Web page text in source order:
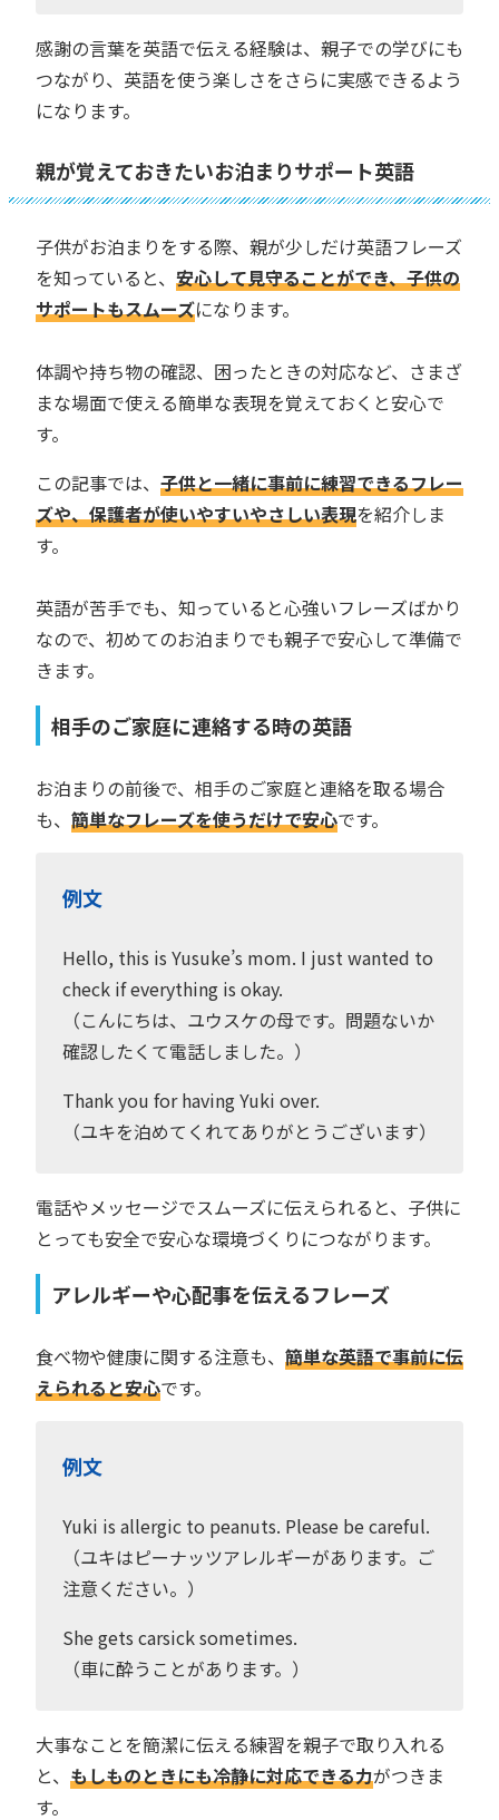
感謝の言葉を英語で伝える経験は、親子での学びにも
つながり、英語を使う楽しさをさらに実感できるよう
になります。
親が覚えておきたいお泊まりサポート英語
子供がお泊まりをする際、親が少しだけ英語フレーズ
を知っていると、 安心して見守ることができ、子供の
サポートもスムーズになります。
体調や持ち物の確認、困ったときの対応など、さまざ
まな場面で使える簡単な表現を覚えておくと安心で
す。
この記事では、 子供と一緒に事前に練習できるフレー
ズや、保護者が使いやすいやさしい表現を紹介しま
す。
英語が苦手でも、知っていると心強いフレーズばかり
なので、初めてのお泊まりでも親子で安心して準備で
きます。
相手のご家庭に連絡する時の英語
お泊まりの前後で、相手のご家庭と連絡を取る場合
も、 簡単なフレーズを使うだけで安心です。
例文
Hello, this is Yusuke’s mom. I just wanted to
check if everything is okay.
（こんにちは、ユウスケの母です。問題ないか
確認したくて電話しました。）
Thank you for having Yuki over.
（ユキを泊めてくれてありがとうございます）
電話やメッセージでスムーズに伝えられると、子供に
とっても安全で安心な環境づくりにつながります。
アレルギーや心配事を伝えるフレーズ
食べ物や健康に関する注意も、 簡単な英語で事前に伝
えられると安心です。
例文
Yuki is allergic to peanuts. Please be careful.
（ユキはピーナッツアレルギーがあります。ご
注意ください。）
She gets carsick sometimes.
（車に酔うことがあります。）
大事なことを簡潔に伝える練習を親子で取り入れる
と、 もしものときにも冷静に対応できる力がつきま
す。